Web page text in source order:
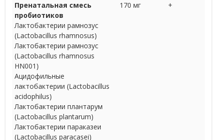
Пренатальная смесь
пробиотиков
Лактобактерии рамнозус
(Lactobacillus rhamnosus)
Лактобактерии рамнозус
(Lactobacillus rhamnosus
HN001)
Ацидофильные
лактобактерии (Lactobacillus
acidophilus)
Лактобактерии плантарум
(Lactobacillus plantarum)
Лактобактерии параказеи
(Lactobacillus paracasei)
170 мг +